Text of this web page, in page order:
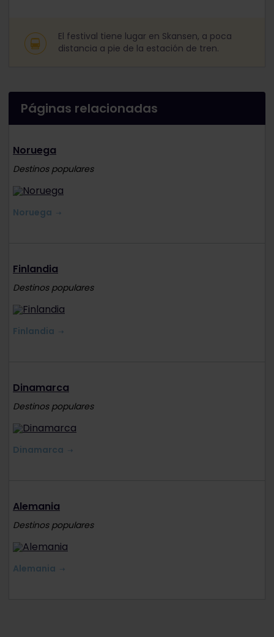
El festival tiene lugar en Skansen, a poca
distancia a pie de la estación de tren.
Páginas relacionadas
Noruega
Destinos populares
Noruega
Finlandia
Destinos populares
Finlandia
Dinamarca
Destinos populares
Dinamarca
Alemania
Destinos populares
Alemania